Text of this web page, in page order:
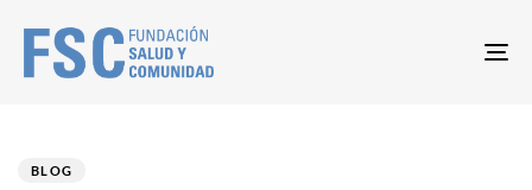
BLOG